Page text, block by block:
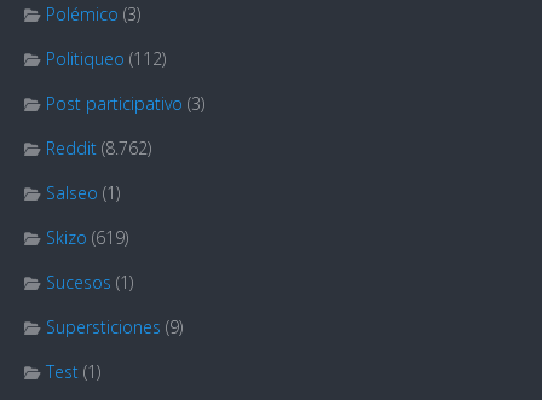
Polémico (3)
Politiqueo (112)
Post participativo (3)
Reddit (8.762)
Salseo (1)
Skizo (619)
Sucesos (1)
Supersticiones (9)
Test (1)